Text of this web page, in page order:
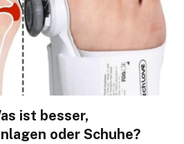
ist besser,
oder Schuhe?